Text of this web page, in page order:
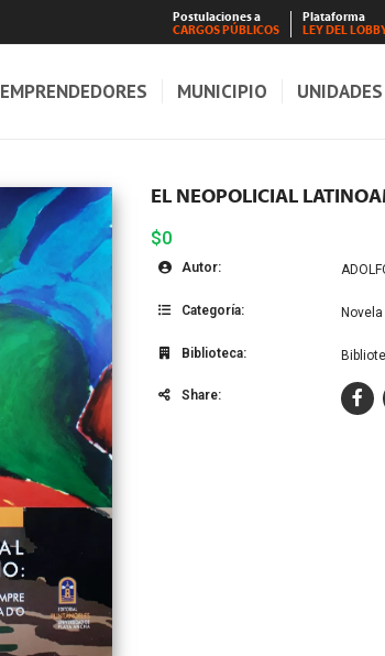
Postulaciones a
CARGOS PÚBLICOS
Plataforma
LEY DEL
EMPRENDEDORES MUNICIPIO
EL NEOPOLICIAL
$0
Autor:
Categoría: Novela
Biblioteca:
Share: